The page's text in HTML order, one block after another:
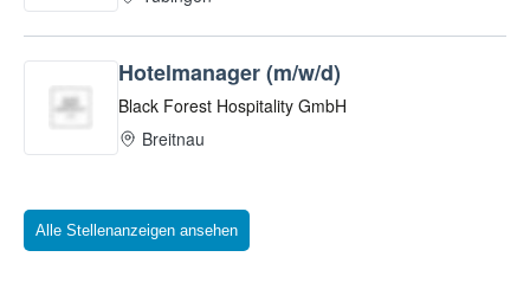
Alle Stellenanzeigen ansehen